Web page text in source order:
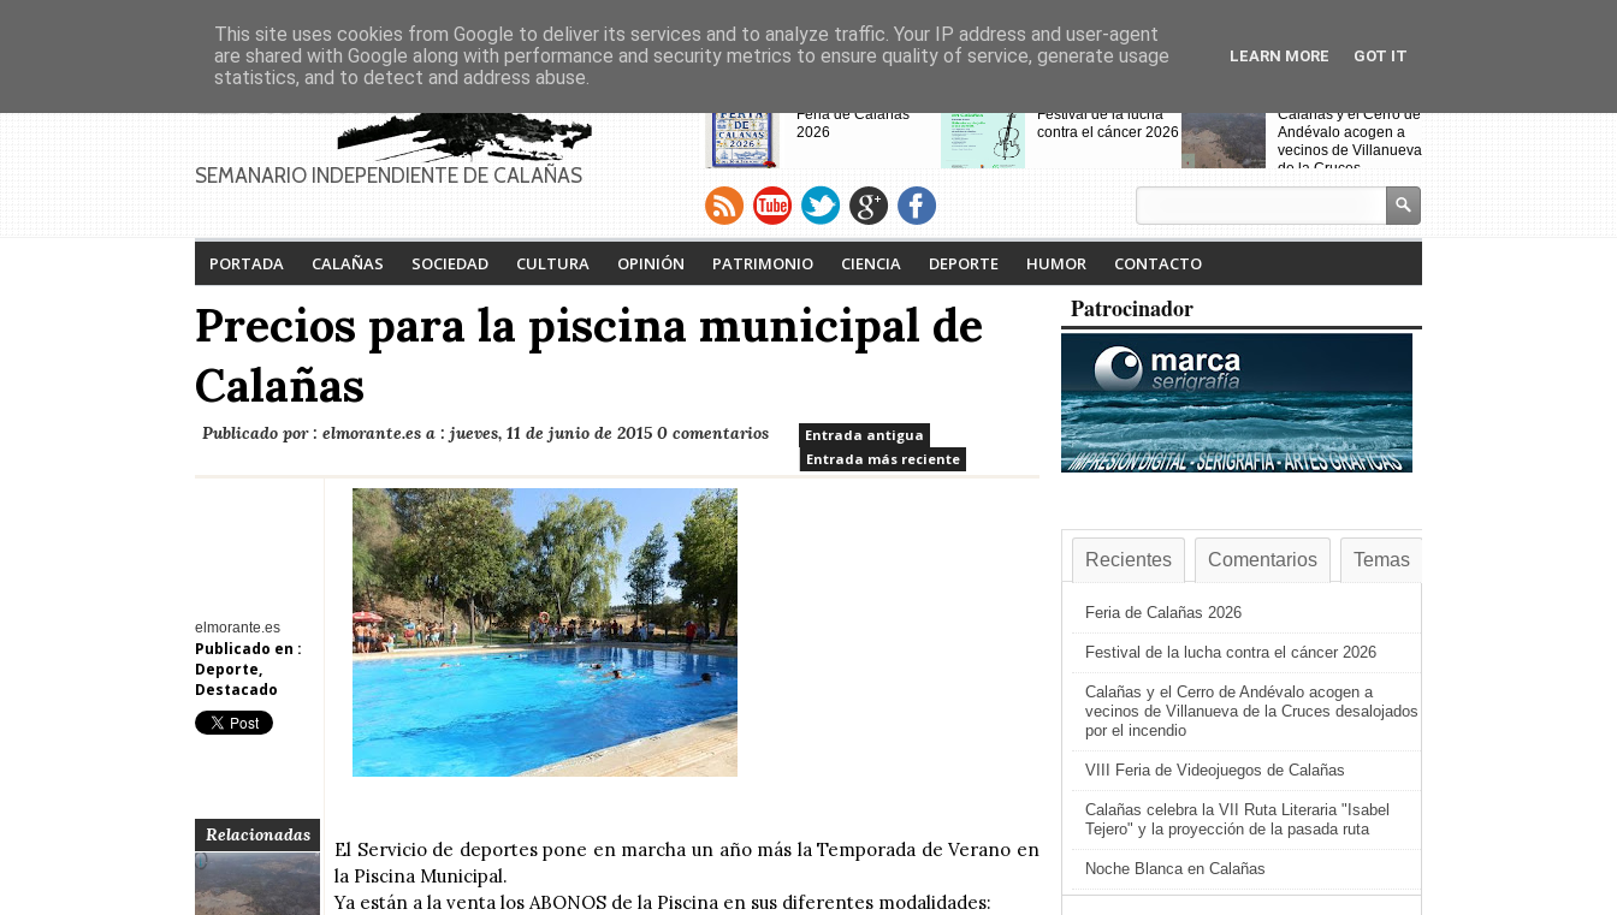
PAGINAS Inicio Contacto Anúnciate
SEMANARIO INDEPENDIENTE DE CALAÑAS
Feria de Calañas
2026
Festival de la lucha
contra el cáncer 2026
Calañas y el Cerro de
Andévalo acogen a
vecinos de Villanueva
de la Cruces
desalojados por el
VIII Feria de
Calañas
Calañas celebra la VII
Tejero" y la
proyección de la
pasada ruta
Noche Blanca en
escuela de baile
PORTADA CALAÑAS SOCIEDAD CULTURA OPINIÓN PATRIMONIO CIENCIA DEPORTE HUMOR CONTACTO
Precios para la piscina municipal de
Calañas
Publicado por : elmorante.es a : jueves, 11 de junio de 2015 0 comentarios
Entrada antigua
Entrada más reciente
elmorante.es
Publicado en :
Deporte,
Destacado
Relacionadas
El Servicio de deportes pone en marcha un año más la Temporada de Verano en
la Piscina Municipal.
Ya están a la venta los ABONOS de la Piscina en sus diferentes modalidades:
Patrocinador
Recientes Comentarios Temas
Feria de Calañas 2026
Festival de la lucha contra el cáncer 2026
Calañas y el Cerro de Andévalo acogen a
vecinos de Villanueva de la Cruces desalojados
por el incendio
VIII Feria de Videojuegos de Calañas
Calañas celebra la VII Ruta Literaria "Isabel
Tejero" y la proyección de la pasada ruta
Noche Blanca en Calañas
This site uses cookies from Google to deliver its services and to analyze traffic. Your IP address and user-agent
are shared with Google along with performance and security metrics to ensure quality of service, generate usage
statistics, and to detect and address abuse.
LEARN MORE GOT IT